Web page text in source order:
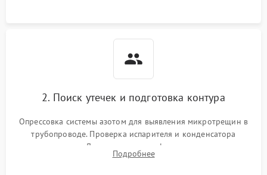
2. Поиск утечек и подготовка контура
Опрессовка системы азотом для выявления микротрещин в
трубопроводе. Проверка испарителя и конденсатора
течеискателем. Демонтаж старого фильтра-осушителя и
продувка капиллярной трубки для устранения засоров.
Подробнее